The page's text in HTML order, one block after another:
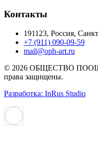
Контакты
191123, Россия,
+7 (911) 090-09-59
mail@oph-art.ru
© 2026 ОБЩЕСТВО
права защищены.
Разработка: InRus Studio